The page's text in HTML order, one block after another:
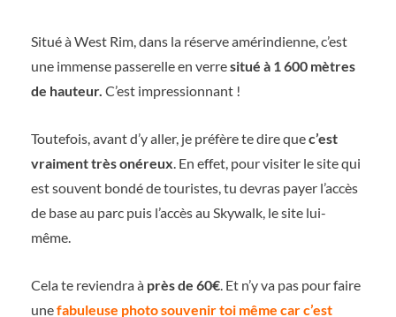
Situé à West Rim, dans la réserve amérindienne, c’est
une immense passerelle en verresitué à 1 600 mètres
de hauteur. C’est impressionnant !
Toutefois, avant d’y aller, je préfère te dire quec’est
vraiment très onéreux. En effet, pour visiter le site qui
est souvent bondé de touristes, tu devras payer l’accès
de base au parc puis l’accès au Skywalk, le site lui-
même.
Cela te reviendra à près de 60€. Et n’y va pas pour faire
unefabuleuse photo souvenir toi même car c’est